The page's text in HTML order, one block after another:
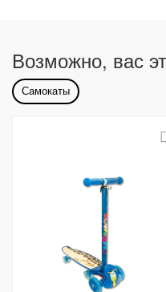
Возможно, вас
Самокаты